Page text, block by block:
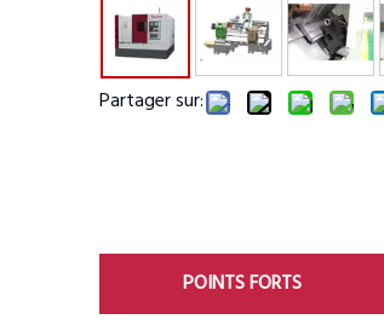
Partager sur:
POINTS FORTS